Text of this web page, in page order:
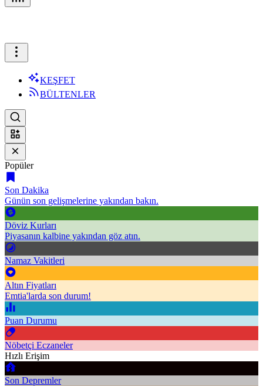
KEŞFET
BÜLTENLER
Popüler
Son Dakika
Günün son gelişmelerine yakından bakın.
Döviz Kurları
Piyasanın kalbine yakından göz atın.
Namaz Vakitleri
Altın Fiyatları
Emtia'larda son durum!
Puan Durumu
Nöbetçi Eczaneler
Hızlı Erişim
Son Depremler